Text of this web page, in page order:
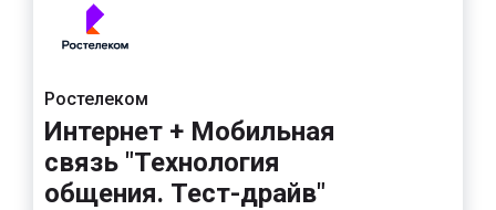
Ростелеком
Интернет + Мобильная
связь "Технология
общения. Тест-драйв"